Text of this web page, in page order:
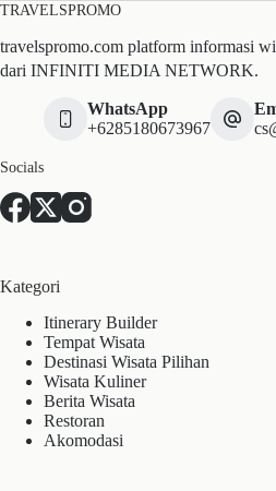
TRAVELSPROMO
travelspromo.com platform informasi
dari INFINITI MEDIA NETWORK.
WhatsApp
+6285180673967
Socials
Kategori
Itinerary Builder
Tempat Wisata
Destinasi Wisata Pilihan
Wisata Kuliner
Berita Wisata
Restoran
Akomodasi